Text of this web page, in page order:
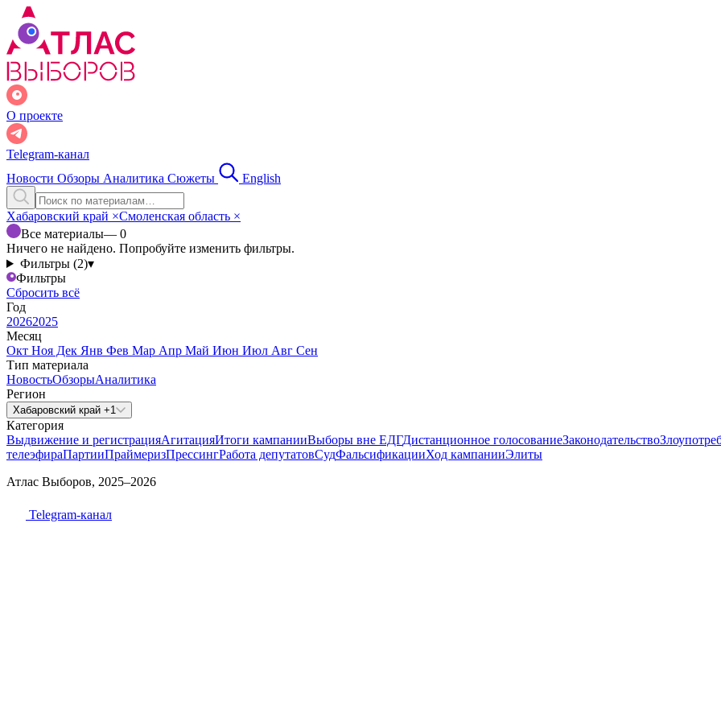
О проекте
Telegram-канал
Новости Обзоры Аналитика Сюжеты English
Хабаровский край ×Смоленская область ×
Все материалы— 0
Ничего не найдено. Попробуйте изменить фильтры.
Фильтры (2)▾
Фильтры
Сбросить всё
Год
20262025
Месяц
Окт Ноя Дек Янв Фев Мар Апр Май Июн Июл Авг Сен
Тип материала
НовостьОбзорыАналитика
Регион
Хабаровский край +1
Категория
Выдвижение и регистрацияАгитацияИтоги кампанииВыборы вне ЕДГДистанционное голосованиеЗаконодательство
телеэфираПартииПраймеризПрессингРабота депутатовСудФальсификацииХод кампанииЭлиты
Атлас Выборов, 2025–2026
Telegram-канал